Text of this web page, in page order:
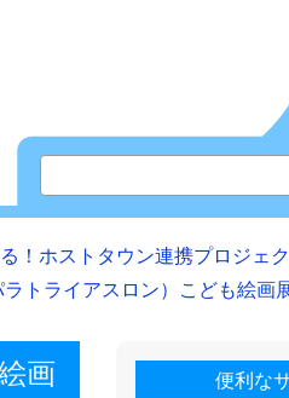
！ホストタウン連携プロジェ
トライアスロン）こども絵画
画 便利な